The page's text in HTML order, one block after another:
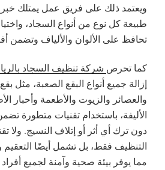
ويعتمد ذلك على فريق عمل يمتلك
طبيعة كل نوع من أنواع السجاد،
تحافظ على الألوان والألياف وتضمن
كما تحرص شركة تنظيف السجاد
إزالة جميع أنواع البقع الصعبة، مثل
والعصائر والزيوت والأطعمة وأحبار
الأليفة، باستخدام تقنيات متطورة
دون ترك أي أثر أو إتلاف النسيج. ولا
التنظيف فقط، بل تشمل أيضًا التعقيم
مما يوفر بيئة صحية وآمنة لجميع